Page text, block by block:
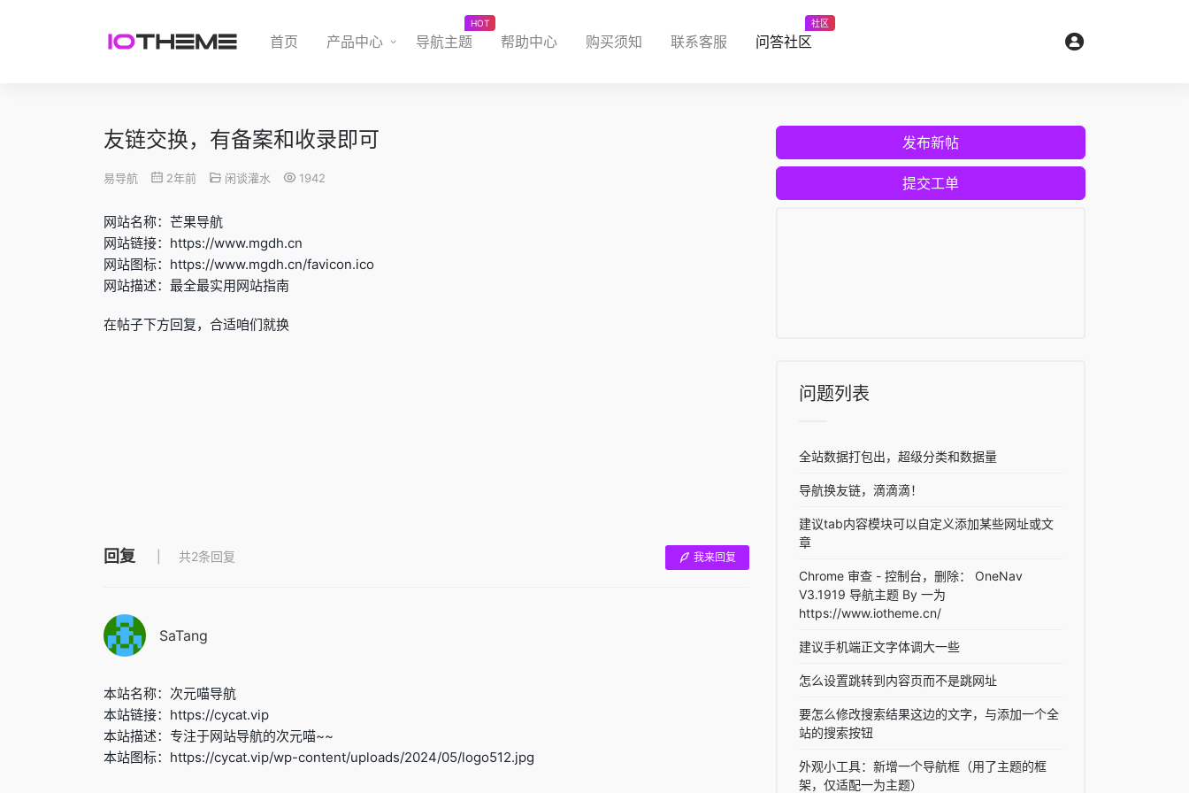
首页 产品中心 导航主题
HOT
帮助中心 购买须知 联系客服 问答社区
社区
友链交换，有备案和收录即可
易导航 2年前 闲谈灌水 1942
网站名称：芒果导航
网站链接：https://www.mgdh.cn
网站图标：https://www.mgdh.cn/favicon.ico
网站描述：最全最实用网站指南
在帖子下方回复，合适咱们就换
回复 共2条回复 我来回复
SaTang
本站名称：次元喵导航
本站链接：https://cycat.vip
本站描述：专注于网站导航的次元喵~~
本站图标：https://cycat.vip/wp-content/uploads/2024/05/logo512.jpg
发布新帖
提交工单
问题列表
全站数据打包出，超级分类和数据量
导航换友链，滴滴滴！
建议tab内容模块可以自定义添加某些网址或文
章
Chrome 审查 - 控制台，删除： OneNav
V3.1919 导航主题 By 一为
https://www.iotheme.cn/
建议手机端正文字体调大一些
怎么设置跳转到内容页而不是跳网址
要怎么修改搜索结果这边的文字，与添加一个全
站的搜索按钮
外观小工具：新增一个导航框（用了主题的框
架，仅适配一为主题）